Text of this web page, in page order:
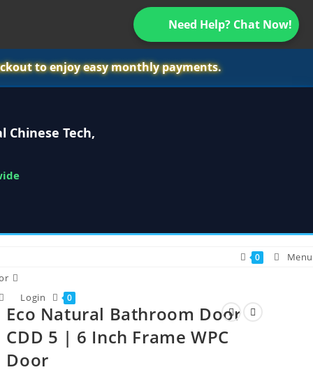
Need Help? Chat Now!
to enjoy easy monthly payments.
Chinese Tech,
Login 0
0 Menu
Eco Natural Bathroom Door
CDD 5 | 6 Inch Frame WPC
Door